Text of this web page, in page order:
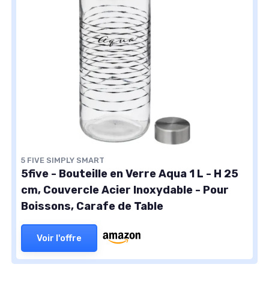
5 FIVE SIMPLY SMART
5five - Bouteille en Verre Aqua 1 L - H 25
cm, Couvercle Acier Inoxydable - Pour
Boissons, Carafe de Table
Voir l'offre